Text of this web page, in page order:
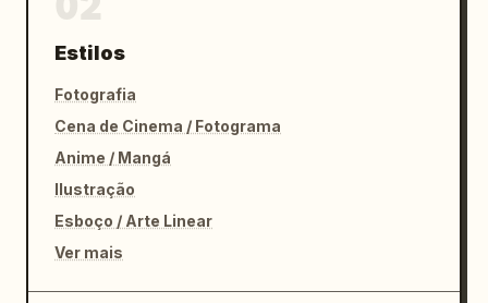
Estilos
Fotografia
Cena de Cinema / Fotograma
Anime / Mangá
Ilustração
Esboço / Arte Linear
Ver mais